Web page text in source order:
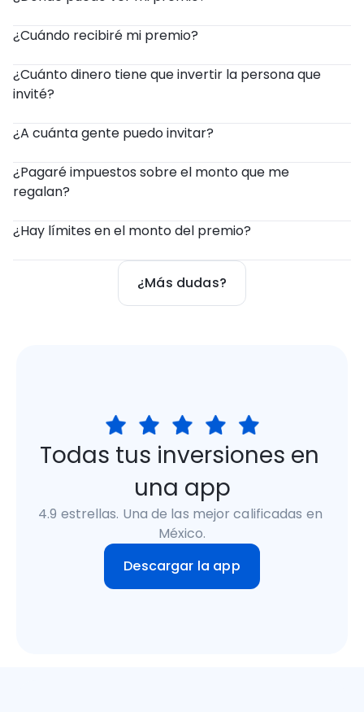
¿Cuándo recibiré mi premio?
¿Cuánto dinero tiene que invertir la persona que
invité?
¿A cuánta gente puedo invitar?
¿Pagaré impuestos sobre el monto que me
regalan?
¿Hay límites en el monto del premio?
¿Más dudas?
Todas tus inversiones en
una app
4.9 estrellas. Una de las mejor calificadas en
México.
Descargar la app